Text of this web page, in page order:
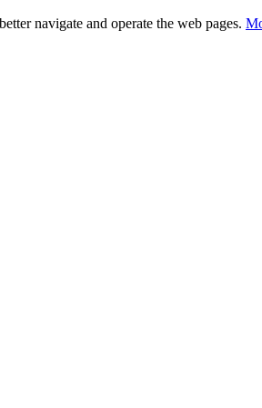
navigate and operate the web pages.